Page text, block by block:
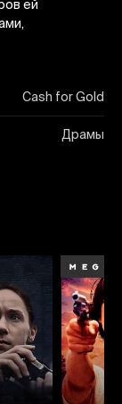
ей
Cash for Gold
Драмы